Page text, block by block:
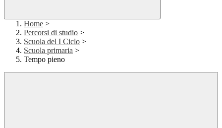
Home >
Percorsi di studio >
Scuola del I Ciclo >
Scuola primaria >
Tempo pieno